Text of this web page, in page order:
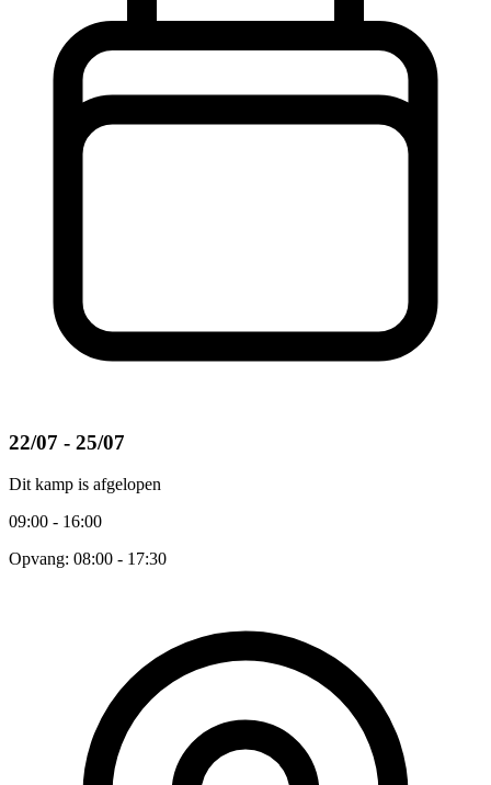
22/07 - 25/07
Dit kamp is afgelopen
09:00 - 16:00
Opvang: 08:00 - 17:30